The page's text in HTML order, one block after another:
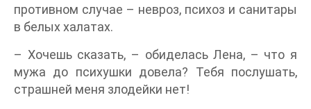
противном случае – невроз, психоз и санитары
в белых халатах.
– Хочешь сказать, – обиделась Лена, – что я
мужа до психушки довела? Тебя послушать,
страшней меня злодейки нет!